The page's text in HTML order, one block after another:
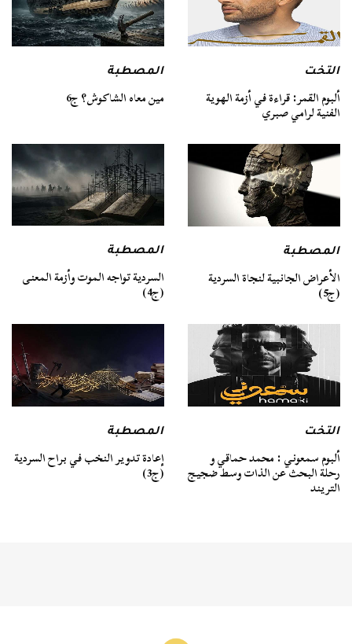
التخت
ألبوم القمر: قراءة في أزمة الهوية
الفنية لرامي صبري
المصطبة
مين معاه الشاكوش؟ ج6
المصطبة
الأعراض الجانبية لنجاة السردية
(ج5)
المصطبة
السردية تواجه الموت وأزمة المعنى
(ج4)
التخت
ألبوم سمعوني : محمد حماقي و
رحلة البحث عن الذات وسط ضجيج
التريند
المصطبة
إعادة تدوير النخب في براح السردية
(ج3)